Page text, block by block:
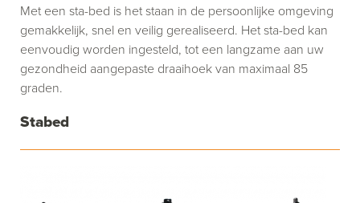
Stabed
Met een sta-bed is het staan in de persoonlijke omgeving
gemakkelijk, snel en veilig gerealiseerd. Het sta-bed kan
eenvoudig worden ingesteld, tot een langzame aan uw
gezondheid aangepaste draaihoek van maximaal 85
graden.